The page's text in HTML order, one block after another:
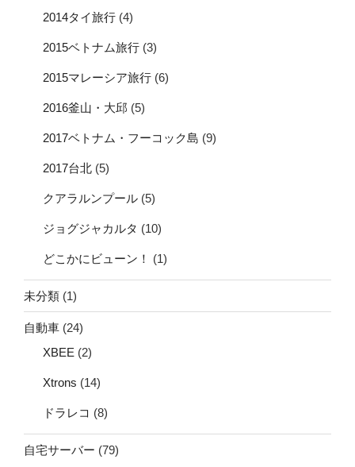
2014タイ旅行 (4)
2015ベトナム旅行 (3)
2015マレーシア旅行 (6)
2016釜山・大邱 (5)
2017ベトナム・フーコック島 (9)
2017台北 (5)
クアラルンプール (5)
ジョグジャカルタ (10)
どこかにビューン！ (1)
未分類 (1)
自動車 (24)
XBEE (2)
Xtrons (14)
ドラレコ (8)
自宅サーバー (79)